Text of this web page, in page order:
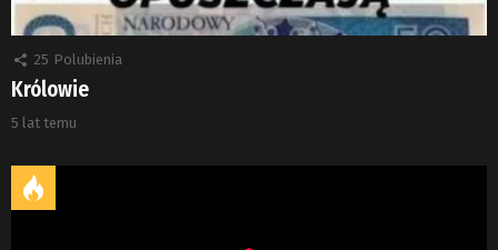
25 Polubienia
Królowie
5 lat temu